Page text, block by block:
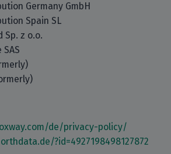
Germany GmbH
Spain SL
Sp. z o.o.
SAS
de/privacy-policy/
?id=4927198498127872